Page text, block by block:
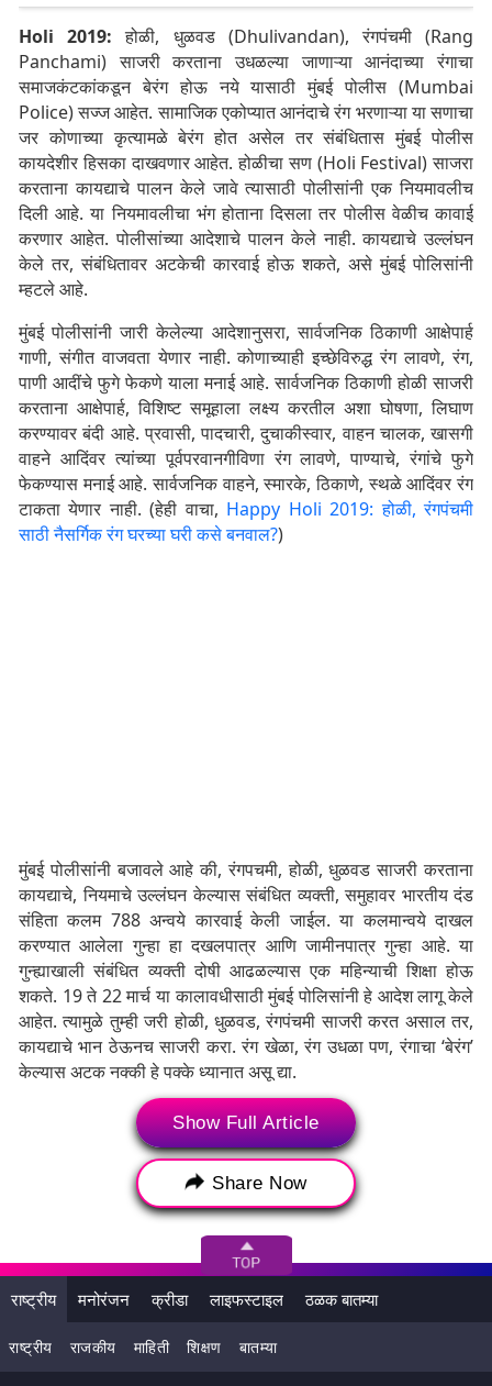
Holi 2019: होळी, धुळवड (Dhulivandan), रंगपंचमी (Rang
Panchami) साजरी करताना उधळल्या जाणाऱ्या आनंदाच्या रंगाचा
समाजकंटकांकडून बेरंग होऊ नये यासाठी मुंबई पोलीस (Mumbai
Police) सज्ज आहेत. सामाजिक एकोप्यात आनंदाचे रंग भरणाऱ्या या सणाचा
जर कोणाच्या कृत्यामळे बेरंग होत असेल तर संबंधितास मुंबई पोलीस
कायदेशीर हिसका दाखवणार आहेत. होळीचा सण (Holi Festival) साजरा
करताना कायद्याचे पालन केले जावे त्यासाठी पोलीसांनी एक नियमावलीच
दिली आहे. या नियमावलीचा भंग होताना दिसला तर पोलीस वेळीच कावाई
करणार आहेत. पोलीसांच्या आदेशाचे पालन केले नाही. कायद्याचे उल्लंघन
केले तर, संबंधितावर अटकेची कारवाई होऊ शकते, असे मुंबई पोलिसांनी
म्हटले आहे.
मुंबई पोलीसांनी जारी केलेल्या आदेशानुसरा, सार्वजनिक ठिकाणी आक्षेपार्ह
गाणी, संगीत वाजवता येणार नाही. कोणाच्याही इच्छेविरुद्ध रंग लावणे, रंग,
पाणी आदींचे फुगे फेकणे याला मनाई आहे. सार्वजनिक ठिकाणी होळी साजरी
करताना आक्षेपार्ह, विशिष्ट समूहाला लक्ष्य करतील अशा घोषणा, लिघाण
करण्यावर बंदी आहे. प्रवासी, पादचारी, दुचाकीस्वार, वाहन चालक, खासगी
वाहने आदिंवर त्यांच्या पूर्वपरवानगीविणा रंग लावणे, पाण्याचे, रंगांचे फुगे
फेकण्यास मनाई आहे. सार्वजनिक वाहने, स्मारके, ठिकाणे, स्थळे आदिंवर रंग
टाकता येणार नाही. (हेही वाचा, Happy Holi 2019: होळी, रंगपंचमी
साठी नैसर्गिक रंग घरच्या घरी कसे बनवाल?)
मुंबई पोलीसांनी बजावले आहे की, रंगपचमी, होळी, धुळवड साजरी करताना
कायद्याचे, नियमाचे उल्लंघन केल्यास संबंधित व्यक्ती, समुहावर भारतीय दंड
संहिता कलम 788 अन्वये कारवाई केली जाईल. या कलमान्वये दाखल
करण्यात आलेला गुन्हा हा दखलपात्र आणि जामीनपात्र गुन्हा आहे. या
गुन्ह्याखाली संबंधित व्यक्ती दोषी आढळल्यास एक महिन्याची शिक्षा होऊ
शकते. 19 ते 22 मार्च या कालावधीसाठी मुंबई पोलिसांनी हे आदेश लागू केले
आहेत. त्यामुळे तुम्ही जरी होळी, धुळवड, रंगपंचमी साजरी करत असाल तर,
कायद्याचे भान ठेऊनच साजरी करा. रंग खेळा, रंग उधळा पण, रंगाचा ‘बेरंग’
केल्यास अटक नक्की हे पक्के ध्यानात असू द्या.
2019 Holi Dhulandi Dhulandi 2019
Dhulivandan Festival of Colours
Holika Dahan 2019 Rangotsav
Rangotsav 2019 धूलिवंदन धूलिवंदन 2019
रंगपंचमी रंगपंचमी 2019 होळी
Show Full Article
Share Now
राष्ट्रीय मनोरंजन क्रीडा लाइफस्टाइल ठळक बातम्या
राष्ट्रीय राजकीय माहिती शिक्षण बातम्या